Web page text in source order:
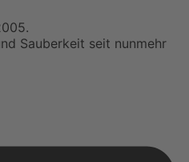
Sauberkeit seit nunmehr